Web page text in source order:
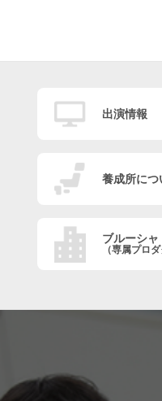
出演情報
養成所につ
ブルーシャ
（専属プロ